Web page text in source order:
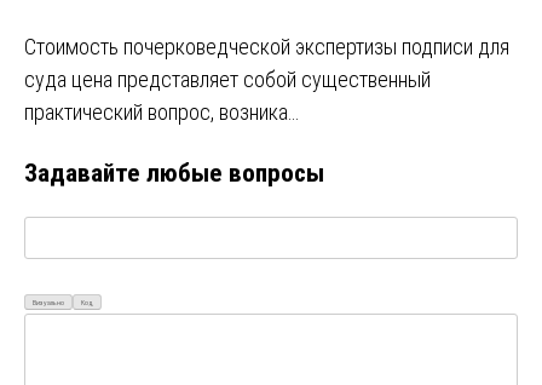
Стоимость почерковедческой экспертизы подписи для
суда цена представляет собой существенный
практический вопрос, возника…
Задавайте любые вопросы
Визуально Код